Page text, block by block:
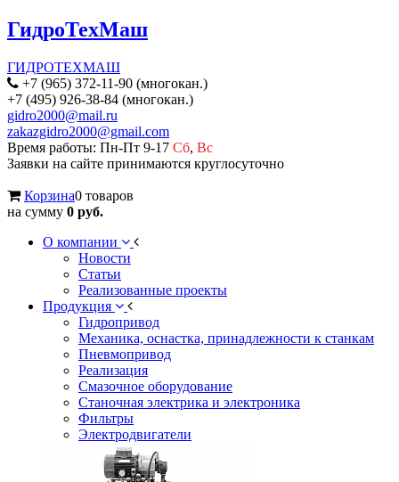
ГидроТехМаш
ГИДРОТЕХМАШ
+7 (965) 372-11-90 (многокан.)
+7 (495) 926-38-84 (многокан.)
gidro2000@mail.ru
zakazgidro2000@gmail.com
Время работы: Пн-Пт 9-17 Сб, Вс
Заявки на сайте принимаются круглосуточно
Корзина0 товаров
на сумму 0 руб.
О компании
Новости
Статьи
Реализованные проекты
Продукция
Гидропривод
Механика, оснастка, принадлежности к станкам
Пневмопривод
Реализация
Смазочное оборудование
Станочная электрика и электроника
Фильтры
Электродвигатели